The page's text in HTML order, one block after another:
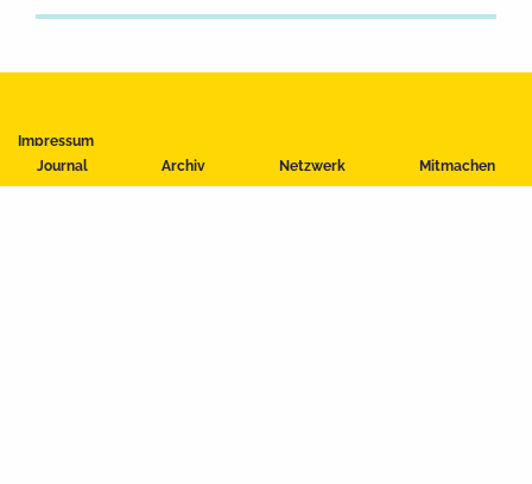
Journal Archiv Netzwerk Mitmachen
Impressum
Datenschutzerklärung